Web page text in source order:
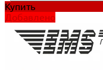
Купить
Добавлено